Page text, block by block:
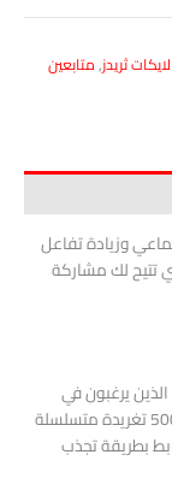
لايكات ثريدز,متابعين
وزيادة تفاعل
تتيح لك مشاركة
يرغبون في
تحسين تواجدهم الرقمي. تتضمن هذه الخدمة نشر 500 تغريدة متسلسلة
بطريقة تجذب